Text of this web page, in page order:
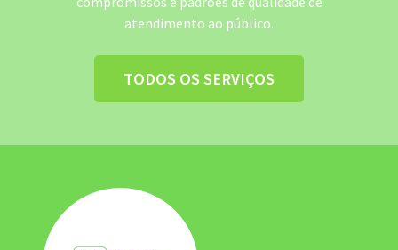
atendimento ao público.
TODOS OS SERVIÇOS